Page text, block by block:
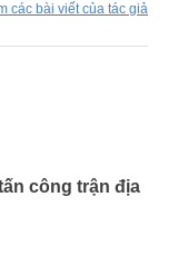
các bài viết của tác giả
công trận địa